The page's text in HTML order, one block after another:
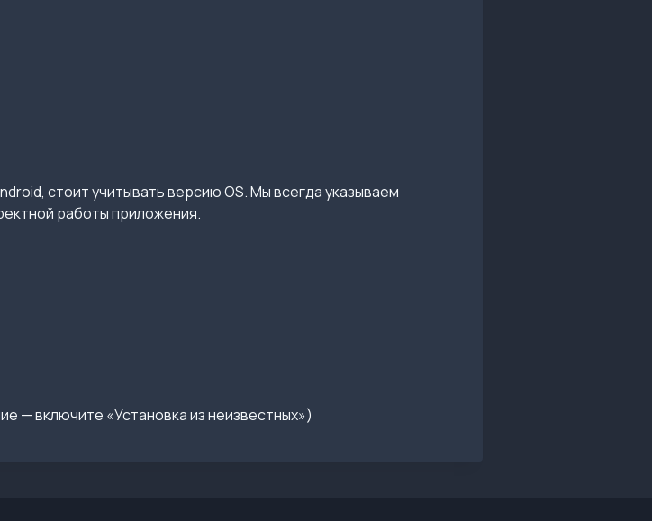
стоит учитывать версию OS. Мы всегда указываем
работы приложения.
— включите «Установка из неизвестных»)